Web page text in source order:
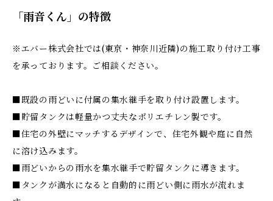
「雨音くん」の特徴
※エバー株式会社では(東京・神奈川近隣)の施工取り付け工事
を承っております。ご相談ください。
■既設の雨どいに付属の集水継手を取り付け設置します。
■貯留タンクは軽量かつ丈夫なポリエチレン製です。
■住宅の外壁にマッチするデザインで、住宅外観や庭に自然
に溶け込みます。
■雨どいからの雨水を集水継手で貯留タンクに導きます。
■タンクが満水になると自動的に雨どい側に雨水が流れま